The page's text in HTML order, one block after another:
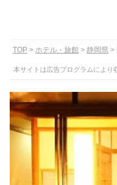
TOP ホテル・旅館 静岡県
本サイトは広告プログラムにより